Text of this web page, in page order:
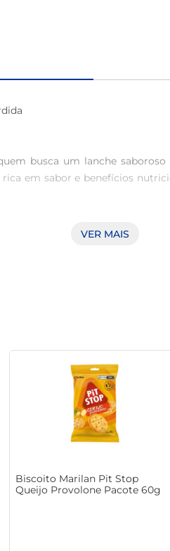
busca um lanche
em sabor e benefícios
adultos quanto crianças.
degustar um biscoito
VER MAIS
Biscoito Marilan Pit Stop
Queijo Provolone Pacote 60g